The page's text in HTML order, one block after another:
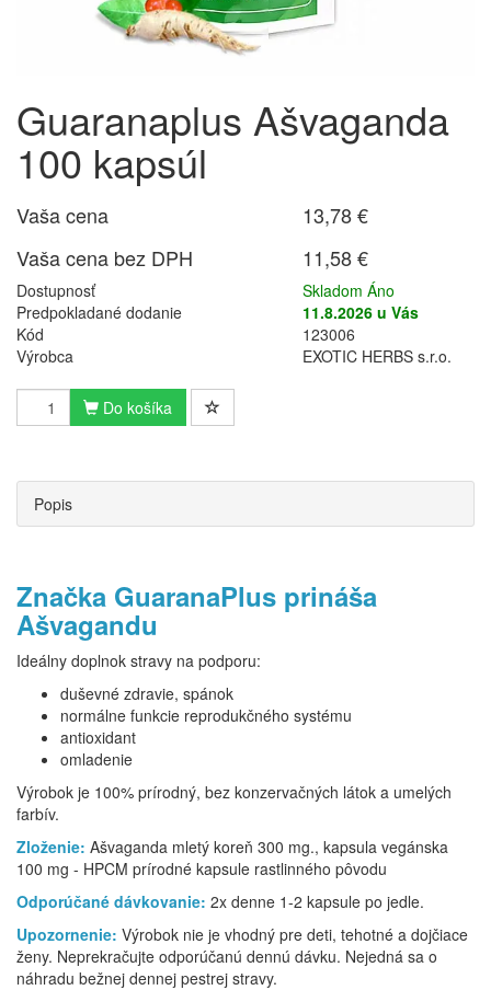
Guaranaplus Ašvaganda
100 kapsúl
Vaša cena
13,78 €
Vaša cena bez DPH
11,58 €
Dostupnosť
Skladom Áno
Predpokladané dodanie
11.8.2026 u Vás
Kód
123006
Výrobca
EXOTIC HERBS s.r.o.
Do košíka
Popis
Značka GuaranaPlus prináša
Ašvagandu
Ideálny doplnok stravy na podporu:
duševné zdravie, spánok
normálne funkcie reprodukčného systému
antioxidant
omladenie
Výrobok je 100% prírodný, bez konzervačných látok a umelých
farbív.
Zloženie: Ašvaganda mletý koreň 300 mg., kapsula vegánska
100 mg - HPCM prírodné kapsule rastlinného pôvodu
Odporúčané dávkovanie: 2x denne 1-2 kapsule po jedle.
Upozornenie: Výrobok nie je vhodný pre deti, tehotné a dojčiace
ženy. Neprekračujte odporúčanú dennú dávku. Nejedná sa o
náhradu bežnej dennej pestrej stravy.